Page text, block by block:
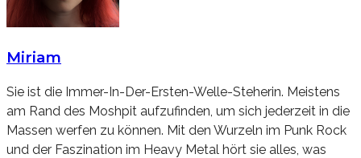
Miriam
Sie ist die Immer-In-Der-Ersten-Welle-Steherin. Meistens
am Rand des Moshpit aufzufinden, um sich jederzeit in die
Massen werfen zu können. Mit den Wurzeln im Punk Rock
und der Faszination im Heavy Metal hört sie alles, was